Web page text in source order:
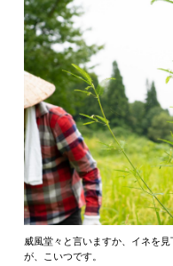
威風堂々と言いますか、イネを
が、こいつです。